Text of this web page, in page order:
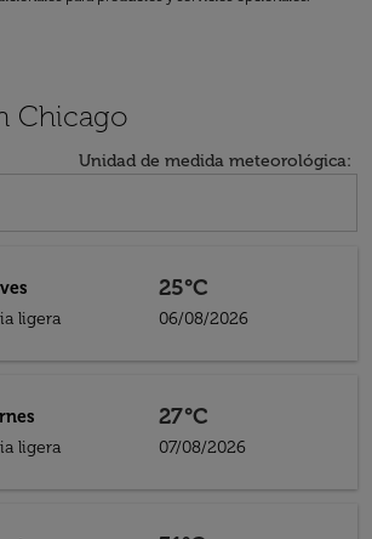
Chicago
Unidad de medida meteorológica:
ligera
25°C
06/08/2026
ligera
27°C
07/08/2026